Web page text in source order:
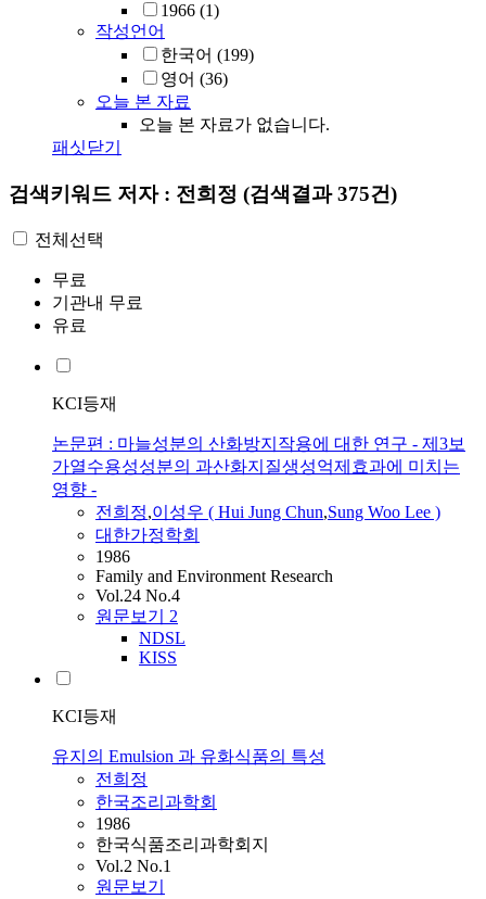
1966 (1)
작성언어
한국어 (199)
영어 (36)
오늘 본 자료
오늘 본 자료가 없습니다.
패싯닫기
검색키워드 저자 : 전희정 (검색결과 375건)
전체선택
무료
기관내 무료
유료
KCI등재
논문편 : 마늘성분의 산화방지작용에 대한 연구 - 제3보
가열수용성성분의 과산화지질생성억제효과에 미치는
영향 -
전희정,이성우 ( Hui Jung Chun,Sung Woo Lee )
대한가정학회
1986
Family and Environment Research
Vol.24 No.4
원문보기 2
NDSL
KISS
KCI등재
유지의 Emulsion 과 유화식품의 특성
전희정
한국조리과학회
1986
한국식품조리과학회지
Vol.2 No.1
원문보기